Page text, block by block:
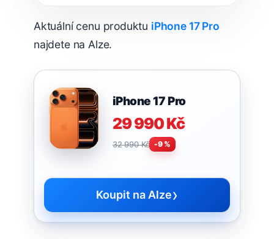
Aktuální cenu produktu iPhone 17 Pro
najdete na Alze.
iPhone 17 Pro
29 990 Kč
32 990 Kč -9 %
Koupit na Alze›